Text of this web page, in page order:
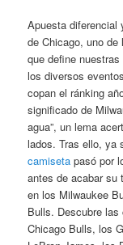
Apuesta diferencial
de Chicago, uno
que define
los diversos
copan el ránking
significado de
agua”, un lema
lados. Tras ello, ya
camiseta pasó por
antes de acabar su
en los Milwaukee
Bulls. Descubre
Chicago Bulls, los